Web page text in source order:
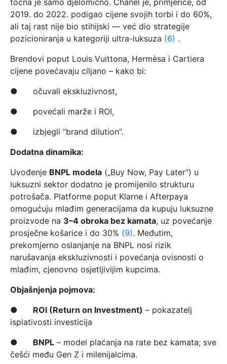
točna je samo djelomično. Chanel je, primjerice, od
2019. do 2022. podigao cijene svojih torbi i do 60%,
ali taj rast nije bio stihijski — već dio strategije
pozicioniranja u kategoriji ultra-luksuza (6) .
Brendovi poput Louis Vuittona, Hermèsa i Cartiera
cijene povećavaju ciljano – kako bi:
● očuvali ekskluzivnost,
● povećali marže i ROI,
● izbjegli “brand dilution”.
Dodatna dinamika:
Uvođenje BNPL modela („Buy Now, Pay Later“) u
luksuzni sektor dodatno je promijenilo strukturu
potrošača. Platforme poput Klarne i Afterpaya
omogućuju mlađim generacijama da kupuju luksuzne
proizvode na 3–4 obroka bez kamata, uz povećanje
prosječne košarice i do 30% (9). Međutim,
prekomjerno oslanjanje na BNPL nosi rizik
narušavanja ekskluzivnosti i povećanja ovisnosti o
mlađim, cjenovno osjetljivijim kupcima.
Objašnjenja pojmova:
● ROI (Return on Investment) – pokazatelj
isplativosti investicija
● BNPL – model plaćanja na rate bez kamata; sve
češći među Gen Z i milenijalcima.